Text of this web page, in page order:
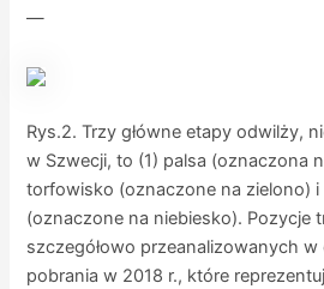
—
Rys.2. Trzy główne etapy odwilży,
w Szwecji, to (1) palsa (oznaczona
torfowisko (oznaczone na zielono)
(oznaczone na niebiesko). Pozycje
szczegółowo przeanalizowanych w
pobrania w 2018 r., które